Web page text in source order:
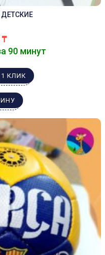
₸
90 минут
КЛИК